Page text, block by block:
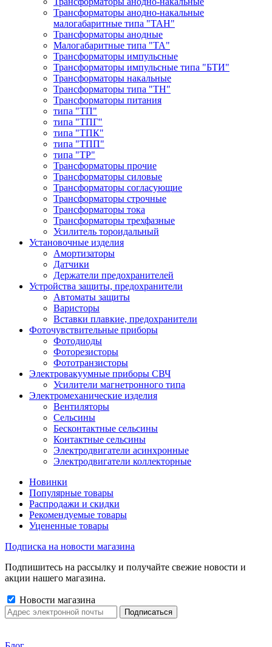
Трансформаторы анодно-накальные
малогабаритные типа "ТАН"
Трансформаторы анодные
Малогабаритные типа "ТА"
Трансформаторы импульсные
Трансформаторы импульсные типа "БТИ"
Трансформаторы накальные
Трансформаторы типа "ТН"
Трансформаторы питания
типа "ТП"
типа "ТПГ"
типа "ТПК"
типа "ТПП"
типа "ТР"
Трансформаторы прочие
Трансформаторы силовые
Трансформаторы согласующие
Трансформаторы строчные
Трансформаторы тока
Трансформаторы трехфазные
Усилитель тороидальный
Установочные изделия
Амортизаторы
Датчики
Держатели предохранителей
Устройства защиты, предохранители
Автоматы защиты
Варисторы
Вставки плавкие, предохранители
Фоточувствительные приборы
Фотодиоды
Фоторезисторы
Фототранзисторы
Электровакуумные приборы СВЧ
Усилители магнетронного типа
Электромеханические изделия
Вентиляторы
Сельсины
Бесконтактные сельсины
Контактные сельсины
Электродвигатели асинхронные
Электродвигатели коллекторные
Новинки
Популярные товары
Распродажи и скидки
Рекомендуемые товары
Уцененные товары
Подписка на новости магазина
Подпишитесь на рассылку и получайте свежие новости и
акции нашего магазина.
Новости магазина